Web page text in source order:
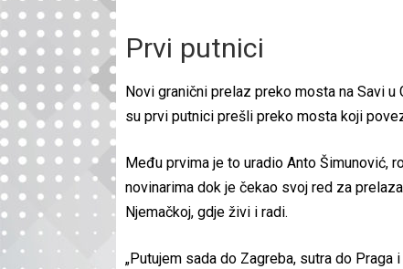
Prvi putnici
Novi granični prelaz preko mosta na Savi
su prvi putnici prešli preko mosta koji
Među prvima je to uradio Anto Šimunović,
novinarima dok je čekao svoj red za
Njemačkoj, gdje živi i radi.
„Putujem sada do Zagreba, sutra do Praga